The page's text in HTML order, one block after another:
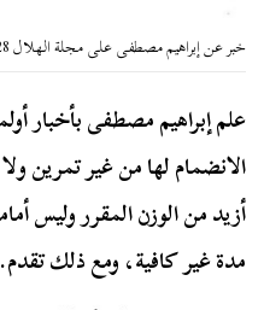
خبر عن إبراهيم مصطفى على مجلة الهلال 1928
مدة غير كافية، ومع ذلك تقدم.